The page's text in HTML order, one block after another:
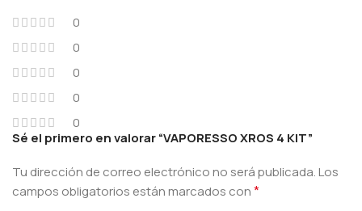
0
0
0
0
0
Sé el primero en valorar “VAPORESSO XROS 4 KIT”
Tu dirección de correo electrónico no será publicada.Los
campos obligatorios están marcados con*